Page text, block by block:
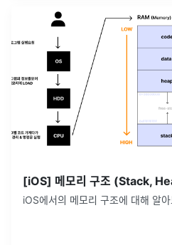
[iOS] 메모리 구조 (Stack,
iOS에서의 메모리 구조에 대해 알